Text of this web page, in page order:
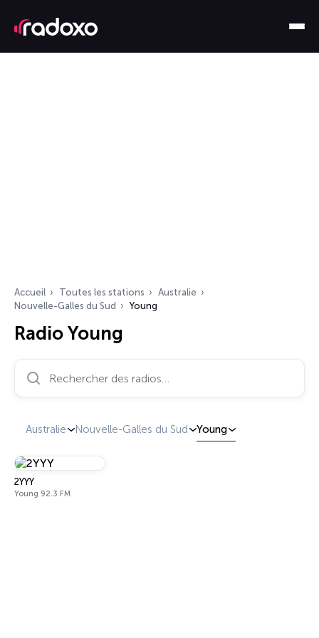
Accueil Toutes les stations
Australie
Nouvelle-Galles du Sud
Young
Radio Young
Australie Nouvelle-Galles du Sud Young
2YYY
Young 92.3 FM